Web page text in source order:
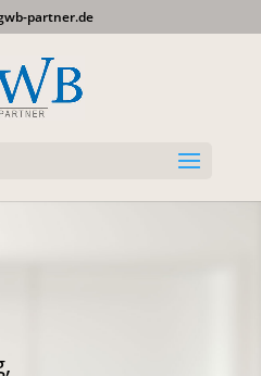
partner.de